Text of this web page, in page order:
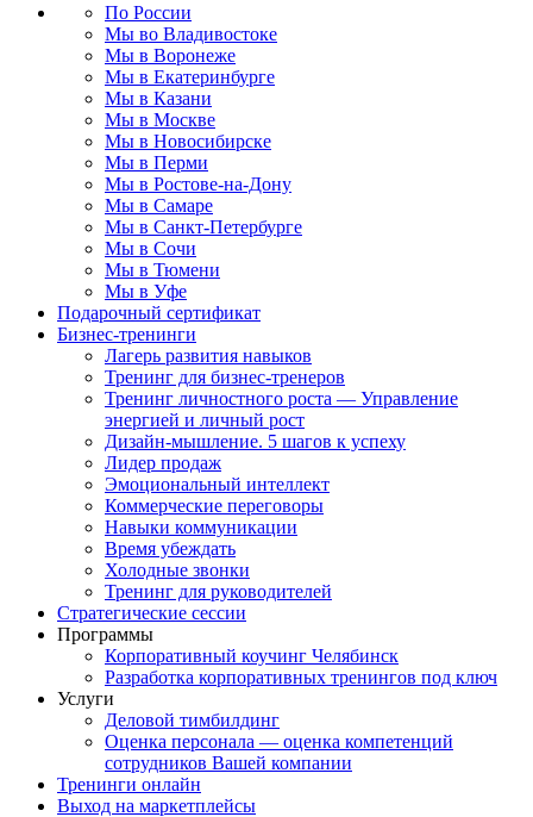
По России
Мы во Владивостоке
Мы в Воронеже
Мы в Екатеринбурге
Мы в Казани
Мы в Москве
Мы в Новосибирске
Мы в Перми
Мы в Ростове-на-Дону
Мы в Самаре
Мы в Санкт-Петербурге
Мы в Сочи
Мы в Тюмени
Мы в Уфе
Подарочный сертификат
Бизнес-тренинги
Лагерь развития навыков
Тренинг для бизнес-тренеров
Тренинг личностного роста — Управление
энергией и личный рост
Дизайн-мышление. 5 шагов к успеху
Лидер продаж
Эмоциональный интеллект
Коммерческие переговоры
Навыки коммуникации
Время убеждать
Холодные звонки
Тренинг для руководителей
Стратегические сессии
Программы
Корпоративный коучинг Челябинск
Разработка корпоративных тренингов под ключ
Услуги
Деловой тимбилдинг
Оценка персонала — оценка компетенций
сотрудников Вашей компании
Тренинги онлайн
Выход на маркетплейсы